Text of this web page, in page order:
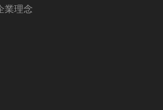
業理念